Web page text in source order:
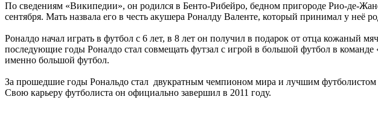
По сведениям «Википедии», он родился в Бенто-Рибейро, бедном пригороде Рио-де-
сентября. Мать назвала его в честь акушера Роналду Валенте, который принимал у неё
Роналдо начал играть в футбол с 6 лет, в 8 лет он получил в подарок от отца кожаный
последующие годы Роналдо стал совмещать футзал с игрой в большой футбол в
именно большой футбол.
За прошедшие годы Рональдо стал двукратным чемпионом мира и лучшим футболистом
Свою карьеру футболиста он официально завершил в 2011 году.